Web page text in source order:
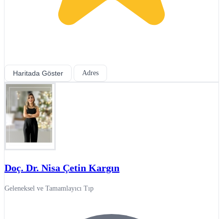
Haritada Göster Adres
Doç. Dr. Nisa Çetin Kargın
Geleneksel ve Tamamlayıcı Tıp